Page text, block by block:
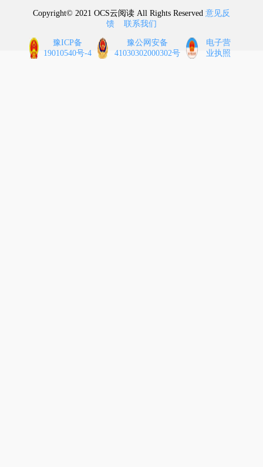
Copyright© 2021 OCS云阅读 All Rights Reserved 意见反
馈
联系我们
豫ICP备
19010540号-4
豫公网安备
41030302000302号
电子营
业执照